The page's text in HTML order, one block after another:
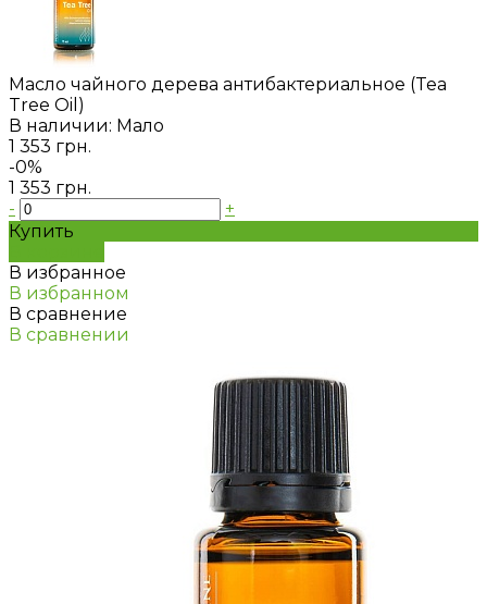
Маслo чайного дерева антибактериальное (Tea
Tree Oil)
В наличии: Мало
1 353 грн.
-0%
1 353 грн.
-
+
Купить
В избранное
В избранном
В сравнение
В сравнении